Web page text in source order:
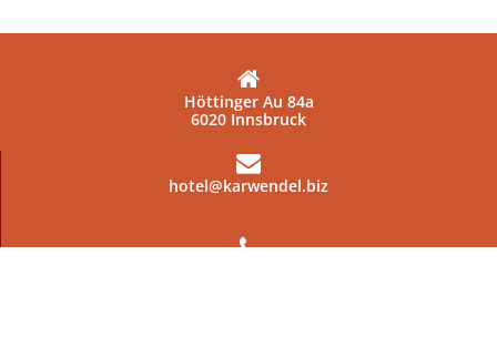
Höttinger Au 84a
6020 Innsbruck
hotel@karwendel.biz